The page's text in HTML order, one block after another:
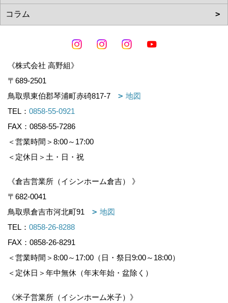
《株式会社 高野組》
〒689-2501
鳥取県東伯郡琴浦町赤碕817-7
地図
TEL： 0858-55-0921
FAX：0858-55-7286
＜営業時間＞8:00～17:00
＜定休日＞土・日・祝
《倉吉営業所（イシンホーム倉吉） 》
〒682-0041
鳥取県倉吉市河北町91
地図
TEL： 0858-26-8288
FAX：0858-26-8291
＜営業時間＞8:00～17:00（日・祭日9:00～18:00）
＜定休日＞年中無休（年末年始・盆除く）
《米子営業所（イシンホーム米子）》